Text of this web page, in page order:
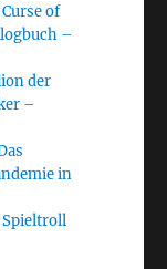
of
–
der
–
in
Spieltroll